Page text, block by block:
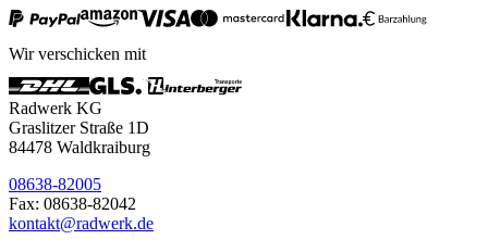
Wir verschicken mit
Radwerk KG
Graslitzer Straße 1D
84478 Waldkraiburg
08638-82005
Fax: 08638-82042
kontakt@radwerk.de